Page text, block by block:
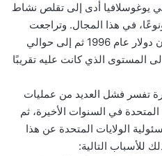
يوغوسلافيا أدى إلى تقلص نشاط
في هذا المجال. وتراجعت
نفقات حفظ السلام إلى 3ر1 بليون دولار عام 1996 ثم إلى حوالي
دولار عام 1998، أي إلى المستوى الذي كانت عليه تقريبًا
تفسر فشل العديد من عمليات
في السنوات الأخيرة، ثم
الولايات المتحدة عن هذا
للأسباب التالية: